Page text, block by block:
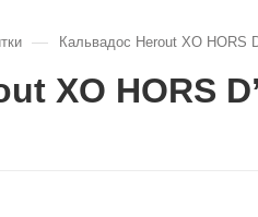
— Кальвадос Herout XO HORS
XO HORS